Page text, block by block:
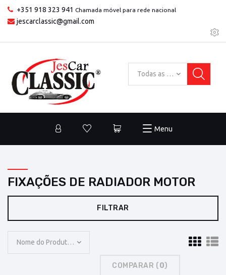
+351 918 323 941 Chamada móvel para rede nacional
jescarclassic@gmail.com
Todas as categorias
Menu
FIXAÇÕES DE RADIADOR MOTOR
FILTRAR
Nome do Produto: A a Z
COMPARAR (0)